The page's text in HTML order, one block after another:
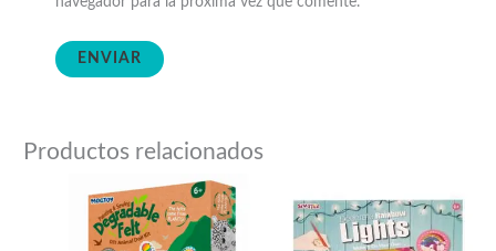
Productos relacionados